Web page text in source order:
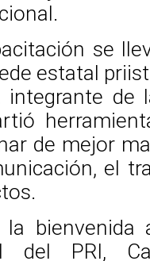
se
estatal
integrante de
de mejor
el
bienvenida
del PRI,